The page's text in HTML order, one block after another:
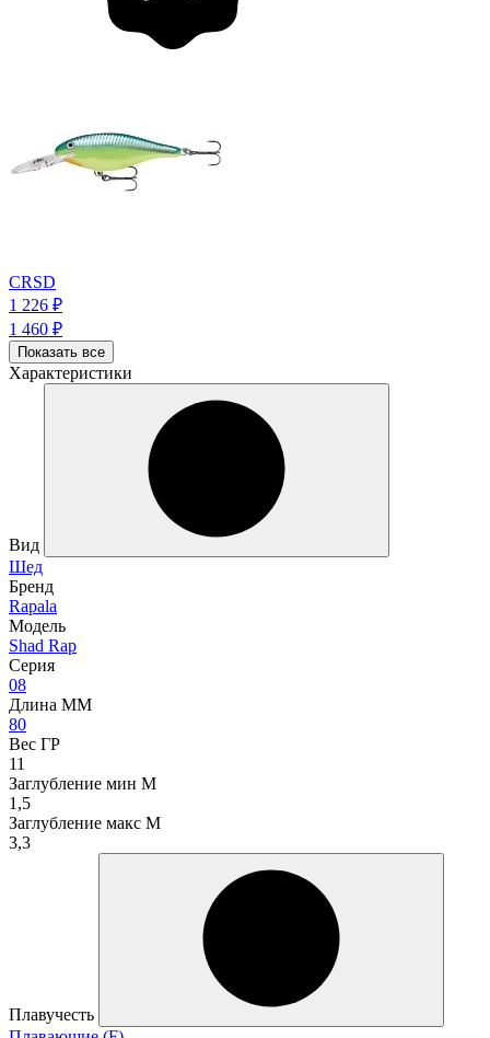
CRSD
1 226 ₽
1 460 ₽
Показать все
Характеристики
Вид
Шед
Бренд
Rapala
Модель
Shad Rap
Серия
08
Длина ММ
80
Вес ГР
11
Заглубление мин М
1,5
Заглубление макс М
3,3
Плавучесть